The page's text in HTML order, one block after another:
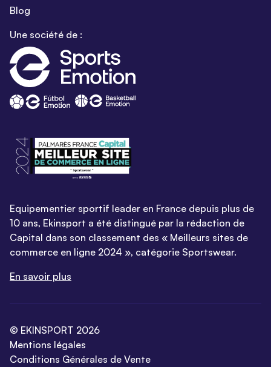
Blog
Une société de :
Equipementier sportif leader en France depuis plus de
10 ans, Ekinsport a été distingué par la rédaction de
Capital dans son classement des « Meilleurs sites de
commerce en ligne 2024 », catégorie Sportswear.
En savoir plus
© EKINSPORT 2026
Mentions légales
Conditions Générales de Vente